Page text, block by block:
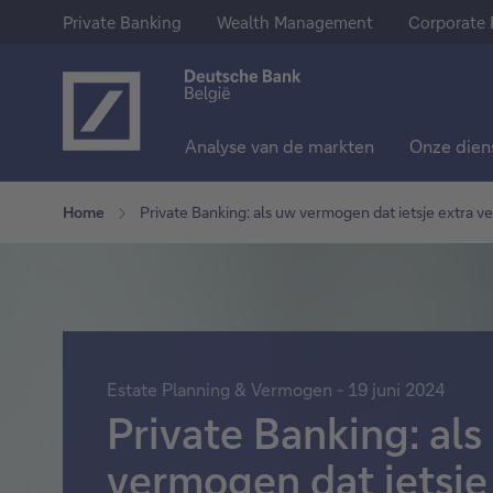
Private Banking Wealth Management Corporate
Analyse van de markten Onze
Trackers
Fondsen
Obligaties
Jobs
Home Private Banking: als uw vermogen dat ietsje extra
Estate Planning & Vermogen - 19 juni 2024
Private Banking:
vermogen dat ietsje